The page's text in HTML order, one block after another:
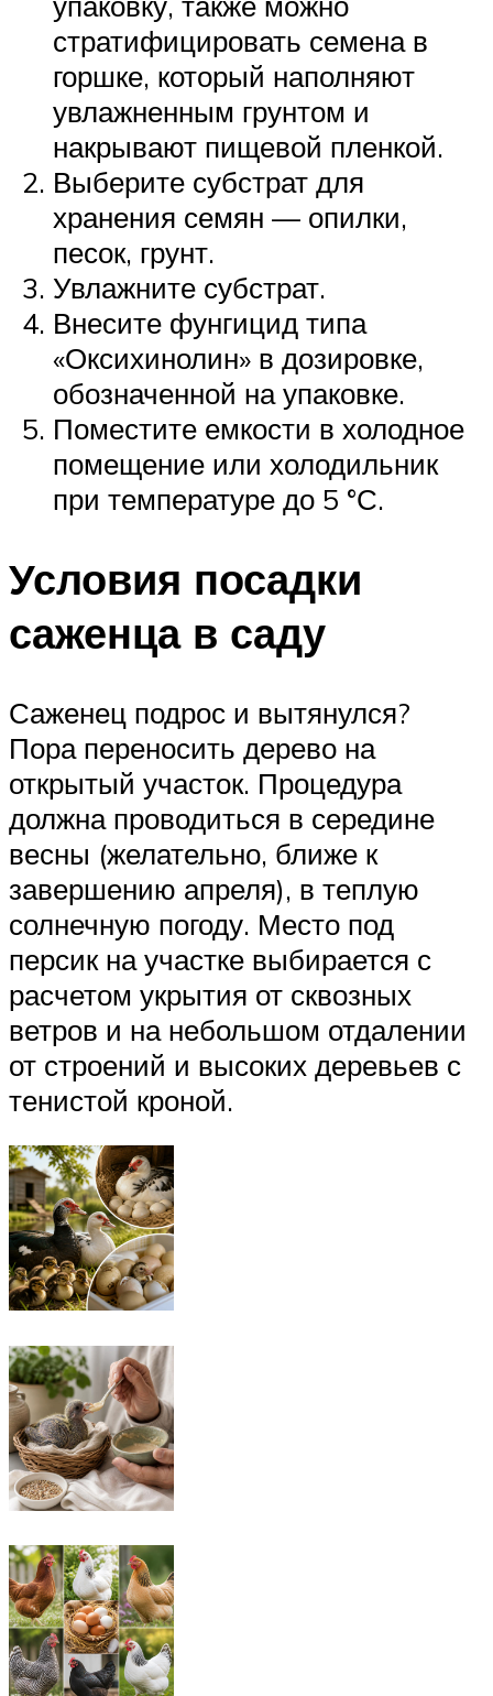
стратифицировать семена в
горшке, который наполняют
увлажненным грунтом и
накрывают пищевой пленкой.
Выберите субстрат для
хранения семян — опилки,
песок, грунт.
Увлажните субстрат.
Внесите фунгицид типа
«Оксихинолин» в дозировке,
обозначенной на упаковке.
Поместите емкости в холодное
помещение или холодильник
при температуре до 5 °С.
Условия посадки
саженца в саду
Саженец подрос и вытянулся?
Пора переносить дерево на
открытый участок. Процедура
должна проводиться в середине
весны (желательно, ближе к
завершению апреля), в теплую
солнечную погоду. Место под
персик на участке выбирается с
расчетом укрытия от сквозных
ветров и на небольшом отдалении
от строений и высоких деревьев с
тенистой кроной.